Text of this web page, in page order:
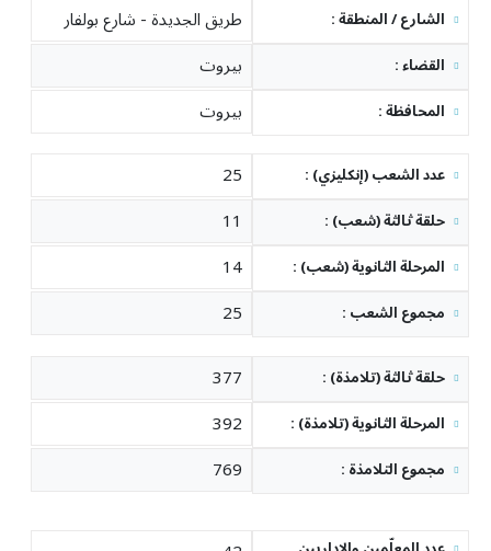
: الشارع / المنطقة
طريق الجديدة - شارع بولفار
المدينة الرياضية
: القضاء بيروت
: المحافظة بيروت
: عدد الشعب (إنكليزي) 25
: حلقة ثالثة (شعب) 11
: المرحلة الثانوية (شعب) 14
: مجموع الشعب 25
: حلقة ثالثة (تلامذة) 377
: المرحلة الثانوية (تلامذة) 392
: مجموع التلامذة 769